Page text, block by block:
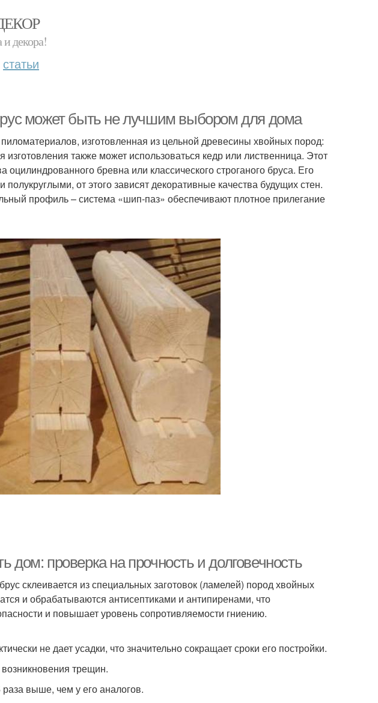
декора!
статьи
может быть не лучшим выбором для дома
изготовленная из цельной древесины хвойных пород:
также может использоваться кедр или лиственница. Этот
бревна или классического строганого бруса. Его
от этого зависят декоративные качества будущих стен.
профиль – система «шип-паз» обеспечивают плотное прилегание
дом: проверка на прочность и долговечность
склеивается из специальных заготовок (ламелей) пород хвойных
и обрабатываются антисептиками и антипиренами, что
и повышает уровень сопротивляемости гниению.
не дает усадки, что значительно сокращает сроки его постройки.
трещин.
выше, чем у его аналогов.